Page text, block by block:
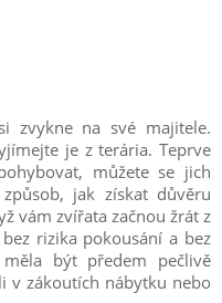
zvykne na své majitele.
je z terária. Teprve
můžete se jich
jak získat důvěru
vám zvířata začnou žrát z
rizika pokousání a bez
být předem pečlivě
v zákoutích nábytku nebo